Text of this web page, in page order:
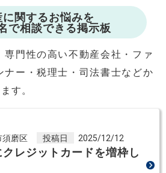
関するお悩みを
で相談できる掲示板
専門性の高い不動産会社・ファ
ナー・税理士・司法書士などか
す。
須磨区 投稿日 2025/12/12
レジットカードを増枠し